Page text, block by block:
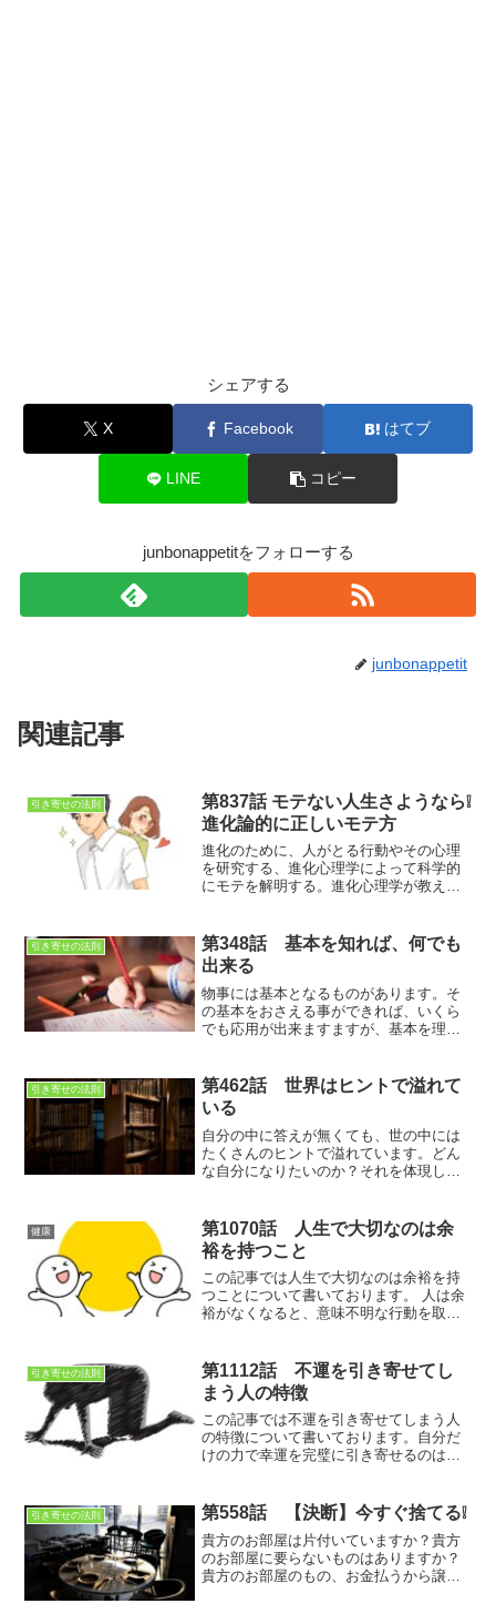
シェアする
X Facebook はてブ
LINE コピー
junbonappetitをフォローする
junbonappetit
関連記事
引き寄せの法則
第837話 モテない人生さようなら❕
進化論的に正しいモテ方
進化のために、人がとる行動やその心理
を研究する、進化心理学によって科学的
にモテを解明する。進化心理学が教える
引き寄せの法則
第348話 基本を知れば、何でも
出来る
物事には基本となるものがあります。そ
の基本をおさえる事ができれば、いくら
でも応用が出来ますますが、基本を理解
基本的な事はとてもシンプルなので、し
っかり押さえてしまいましょう。
引き寄せの法則
第462話 世界はヒントで溢れて
いる
自分の中に答えが無くても、世の中には
たくさんのヒントで溢れています。どん
な自分になりたいのか？それを体現して
いるヒントを得る事は容易いのです。
健康
第1070話 人生で大切なのは余
裕を持つこと
この記事では人生で大切なのは余裕を持
つことについて書いております。 人は余
裕がなくなると、意味不明な行動を取っ
ことで頭が一杯になったときはいったん
深呼吸をして冷静になることが大事なの
です。
引き寄せの法則
第1112話 不運を引き寄せてし
まう人の特徴
この記事では不運を引き寄せてしまう人
の特徴について書いております。自分だ
けの力で幸運を完璧に引き寄せるのは難
良くすることが出来るのです
引き寄せの法則 第558話 【決断】今すぐ捨てる❕
貴方のお部屋は片付いていますか？貴方
のお部屋に要らないものはありますか？
貴方のお部屋のもの、お金払うから譲っ